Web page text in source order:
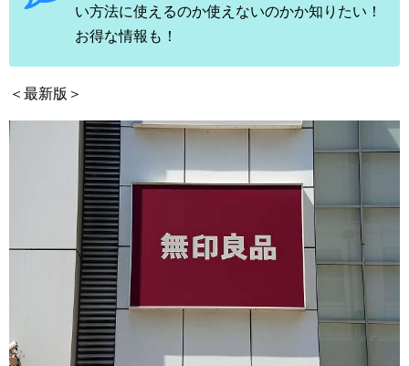
い方法に使えるのか使えないのかか知りたい！
お得な情報も！
＜最新版＞